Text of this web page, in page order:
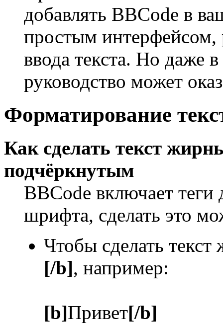
добавлять BBCode в
простым
ввода текста. Но даже
руководство может
Форматирование
Как сделать текст
подчёркнутым
BBCode включает теги
шрифта, сделать это
Чтобы сделать
[/b], например:
[b]Привет[/b]